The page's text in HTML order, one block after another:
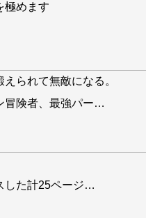
極めます
られて無敵になる。
冒険者、最強パー…
した計25ページ…